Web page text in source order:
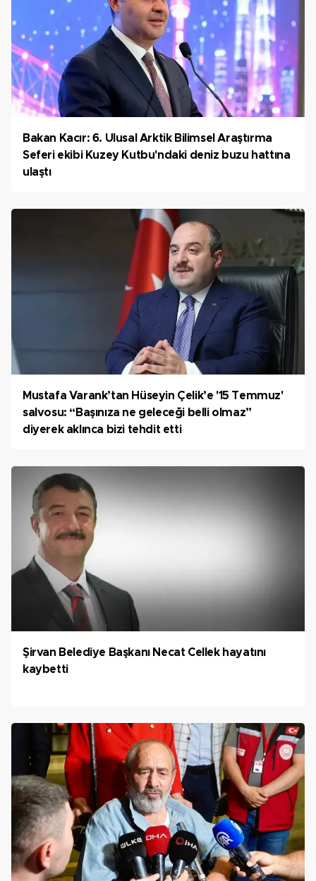
Bakan Kacır: 6. Ulusal Arktik Bilimsel Araştırma
Seferi ekibi Kuzey Kutbu'ndaki deniz buzu hattına
ulaştı
Mustafa Varank’tan Hüseyin Çelik’e '15 Temmuz'
salvosu: “Başınıza ne geleceği belli olmaz”
diyerek aklınca bizi tehdit etti
Şirvan Belediye Başkanı Necat Cellek hayatını
kaybetti